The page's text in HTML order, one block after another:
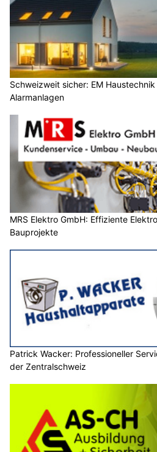
Schweizweit sicher: EM
Alarmanlagen
MRS Elektro GmbH: Effiziente
Bauprojekte
Patrick Wacker: Professioneller
der Zentralschweiz